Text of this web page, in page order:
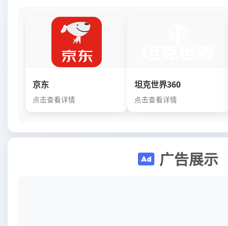
京东
点击查看详情
坦克世界360
点击查看详情
广告展示